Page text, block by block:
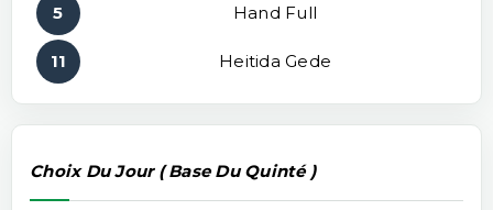
5 Hand Full
11 Heitida Gede
Choix Du Jour ( Base Du Quinté )